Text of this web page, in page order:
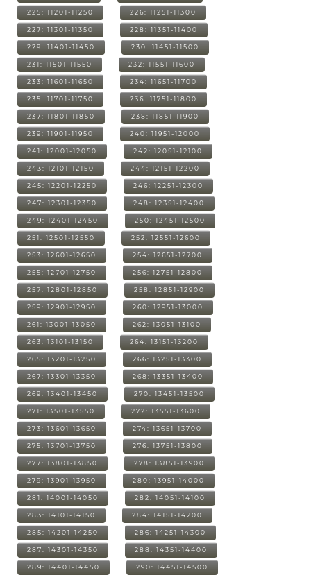
225: 11201-11250 226: 11251-11300
227: 11301-11350 228: 11351-11400
229: 11401-11450 230: 11451-11500
231: 11501-11550 232: 11551-11600
233: 11601-11650 234: 11651-11700
235: 11701-11750 236: 11751-11800
237: 11801-11850 238: 11851-11900
239: 11901-11950 240: 11951-12000
241: 12001-12050 242: 12051-12100
243: 12101-12150 244: 12151-12200
245: 12201-12250 246: 12251-12300
247: 12301-12350 248: 12351-12400
249: 12401-12450 250: 12451-12500
251: 12501-12550 252: 12551-12600
253: 12601-12650 254: 12651-12700
255: 12701-12750 256: 12751-12800
257: 12801-12850 258: 12851-12900
259: 12901-12950 260: 12951-13000
261: 13001-13050 262: 13051-13100
263: 13101-13150 264: 13151-13200
265: 13201-13250 266: 13251-13300
267: 13301-13350 268: 13351-13400
269: 13401-13450 270: 13451-13500
271: 13501-13550 272: 13551-13600
273: 13601-13650 274: 13651-13700
275: 13701-13750 276: 13751-13800
277: 13801-13850 278: 13851-13900
279: 13901-13950 280: 13951-14000
281: 14001-14050 282: 14051-14100
283: 14101-14150 284: 14151-14200
285: 14201-14250 286: 14251-14300
287: 14301-14350 288: 14351-14400
289: 14401-14450 290: 14451-14500